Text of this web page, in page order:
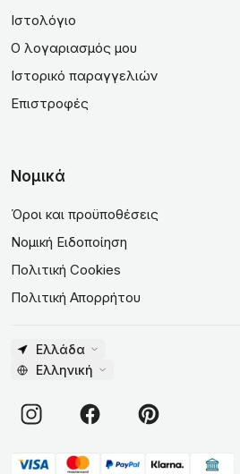
Ιστολόγιο
Ο λογαριασμός μου
Ιστορικό παραγγελιών
Επιστροφές
Νομικά
Όροι και προϋποθέσεις
Νομική Ειδοποίηση
Πολιτική Cookies
Πολιτική Απορρήτου
Ελλάδα
Ελληνική